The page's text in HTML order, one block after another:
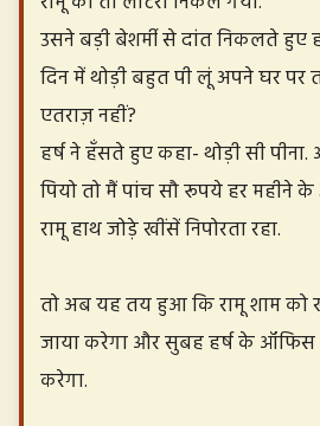
उसने बड़ी बेशर्मी से दांत निकलते हुए
दिन में थोड़ी बहुत पी लूं अपने घर पर
एतराज़ नहीं?
हर्ष ने हँसते हुए कहा- थोड़ी सी
पियो तो मैं पांच सौ रूपये हर महीने
रामू हाथ जोड़े खींसें निपोरता रहा.
तो अब यह तय हुआ कि रामू शाम को
जाया करेगा और सुबह हर्ष के ऑफिस
करेगा.